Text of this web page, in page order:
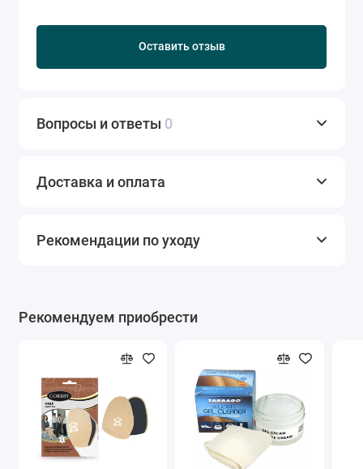
Оставить отзыв
Вопросы и ответы 0
Доставка и оплата
Рекомендации по уходу
Рекомендуем приобрести